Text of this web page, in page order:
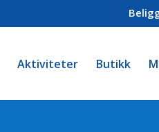
Aktiviteter Butikk